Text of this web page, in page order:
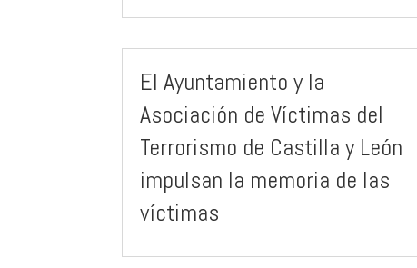
El Ayuntamiento y la
Asociación de Víctimas del
Terrorismo de Castilla y León
impulsan la memoria de las
víctimas